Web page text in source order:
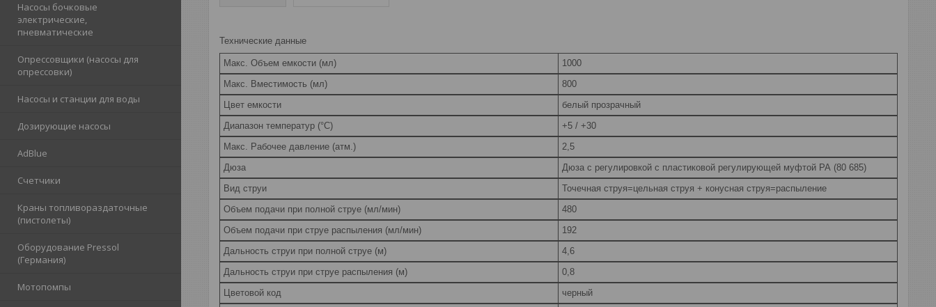
Насосы бочковые
электрические,
пневматические
Опрессовщики (насосы для
опрессовки)
Насосы и станции для воды
Дозирующие насосы
AdBlue
Счетчики
Краны топливораздаточные
(пистолеты)
Оборудование Pressol
(Германия)
Мотопомпы
Технические данные
Макс. Объем емкости (мл)
1000
Макс. Вместимость (мл)
800
Цвет емкости
белый прозрачный
Диапазон температур (°C)
+5 / +30
Макс. Рабочее давление (атм.)
2,5
Дюза
Дюза с регулировкой с пластиковой регулирующей муфтой PA (80 685)
Вид струи
Точечная струя=цельная струя + конусная струя=распыление
Объем подачи при полной струе (мл/мин)
480
Объем подачи при струе распыления (мл/мин)
192
Дальность струи при полной струе (м)
4,6
Дальность струи при струе распыления (м)
0,8
Цветовой код
черный